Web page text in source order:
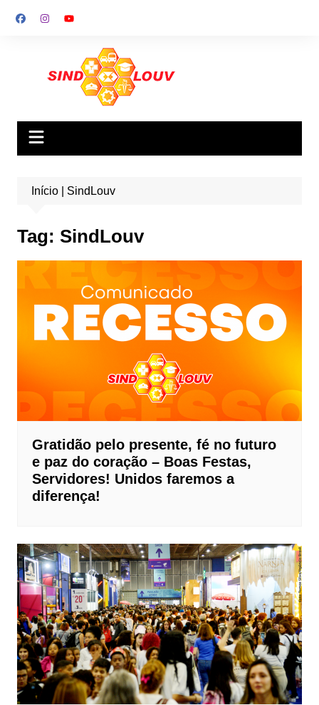
para
Início| SindLouv
Tag: SindLouv
Gratidão pelo presente, fé no futuro
e paz do coração – Boas Festas,
Servidores! Unidos faremos a
diferença!